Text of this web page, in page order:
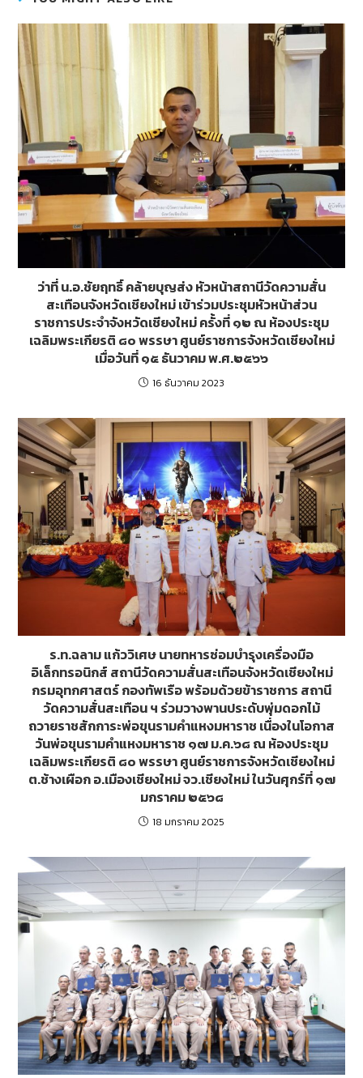
o
o
k
n
g
er
ว่าที่ น.อ.ชัยฤทธิ์ คล้ายบุญส่ง หัวหน้าสถานีวัดความสั่น
สะเทือนจังหวัดเชียงใหม่ เข้าร่วมประชุมหัวหน้าส่วน
ราชการประจำจังหวัดเชียงใหม่ ครั้งที่ ๑๒ ณ ห้องประชุม
เฉลิมพระเกียรติ ๘๐ พรรษา ศูนย์ราชการจังหวัดเชียงใหม่
เมื่อวันที่ ๑๕ ธันวาคม พ.ศ.๒๕๖๖
16 ธันวาคม 2023
ร.ท.ฉลาม แก้ววิเศษ นายทหารซ่อมบำรุงเครื่องมือ
อิเล็กทรอนิกส์ สถานีวัดความสั่นสะเทือนจังหวัดเชียงใหม่
กรมอุทกศาสตร์ กองทัพเรือ พร้อมด้วยข้าราชการ สถานี
วัดความสั่นสะเทือน ฯ ร่วมวางพานประดับพุ่มดอกไม้
ถวายราชสักการะพ่อขุนรามคำแหงมหาราช เนื่องในโอกาส
วันพ่อขุนรามคำแหงมหาราช ๑๗ ม.ค.๖๘ ณ ห้องประชุม
เฉลิมพระเกียรติ ๘๐ พรรษา ศูนย์ราชการจังหวัดเชียงใหม่
ต.ช้างเผือก อ.เมืองเชียงใหม่ จว.เชียงใหม่ ในวันศุกร์ที่ ๑๗
มกราคม ๒๕๖๘
18 มกราคม 2025